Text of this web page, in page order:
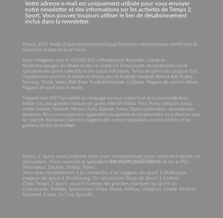
Votre adresse e-mail est uniquement utilisée pour vous envoyer
notre newsletter et des informations sur les activités de Temps 2
Sport. Vous pouvez toujours utiliser le lien de désabonnement
inclus dans la newsletter.
Depuis 2003, Temps 2 sport (anciennement Equip’Sport) est votre partenaire sportif dans le
Grand Est et dans toute la France .
Avec 4 Magasins dans le GRAND EST à Montbéliard, Richwiller, Colmar et
Niederhausbergen. En Alsace et dans le Grand Est Temps2sport ( tempsdesport ) est le
spécialiste des sports collectifs et des sports individuels. Temps de sport vous propose tout
l’équipement sportif et le textile en Alsace pour le Football, Handball, Basket-Ball, Rugby,
Running, Tennis, Volley-Ball, Boxe, Football Américain, Cyclisme. Magasin de sport en Alsace,
Magasin de sport dans le doubs.
Magasin dans l’EST Spécialiste du marquage sur tous supports et de la personnalisation
textile. Les plus grandes marques de sports collectif Adidas, Nike, Puma, Uhlsport, Erima,
Under Armour, Hummel, Mizuno, Asics, Babolat, Yonex. Objets publicitaires, récompenses
sportives. Nous vous proposons également une gamme de parapharmacie et protection pour
les sportifs. Retrouvez dans nos magasins des corners spécialisés pour les arbitres et les
gardiens de but de football.
Temps 2 Sport vous propose tout pour communiquer pour votre entreprise ou
association. Nous sommes le spécialistedes objets publicitaireset de la PLV
(Panneaux, bâches, Rollup, Flyer)
Vous êtes certainement à la recherche d’un magasin de sport à Mulhouse.
magasin de sport à Strasbourg. Ou encore un Shop de Sport à Colmar.
Chez Temps 2 Sport vous trouverez les grandes marques de sport en
Chaussures, Textiles, Sportswear (Nike, Puma, Adidas, Uhlsport, Under Armour
Hummel, Erima, Le Coq Sportif).